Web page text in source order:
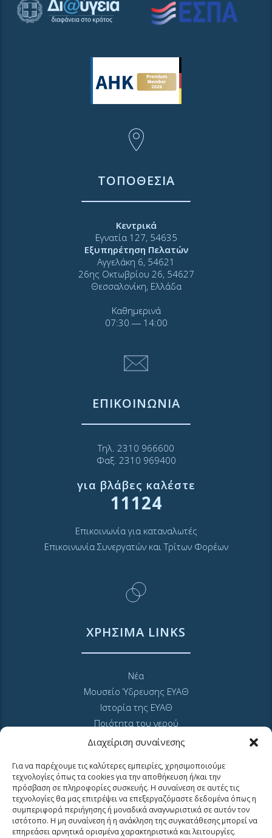
Διαχείριση συναίνεσης
Για να παρέχουμε τις καλύτερες εμπειρίες, χρησιμοποιούμε
τεχνολογίες όπως τα cookies για την αποθήκευση ή/και την
πρόσβαση σε πληροφορίες συσκευής. Η συναίνεση σε αυτές τις
τεχνολογίες θα μας επιτρέψει να επεξεργαζόμαστε δεδομένα όπως η
συμπεριφορά περιήγησης ή μοναδικά αναγνωριστικά σε αυτόν τον
ιστότοπο. Η μη συναίνεση ή η ανάκληση της συγκατάθεσης μπορεί να
επηρεάσει αρνητικά ορισμένα χαρακτηριστικά και λειτουργίες.
ΤΟΠΟΘΕΣΙΑ
Κεντρικά
Εγνατία 127, 54635
Εξυπηρέτηση Πελατών
Αγγελάκη 6, 54621
26ης Οκτωβρίου 26, 54627
Θεσσαλονίκη, Ελλάδα
Καθημερινά
07:30 ― 14:00
ΕΠΙΚΟΙΝΩΝΙΑ
Τηλ. 2310 966600
Φαξ. 2310 969400
για βλάβες καλέστε
11124
Επικοινωνία για καταναλωτές
Επικοινωνία Συνεργατών και Τρίτων Φορέων
ΧΡΗΣΙΜΑ LINKS
Νέα
Μουσείο Ύδρευσης ΕΥΑΘ
Ιστορία της ΕΥΑΘ
Ποιότητα του νερού
Πολιτική Απορρήτου Ιστοτόπου
Sitemap